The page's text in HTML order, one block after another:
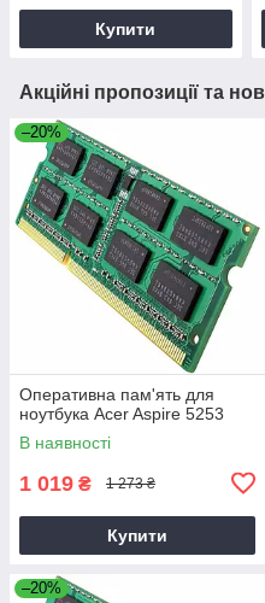
Купити
Акційні пропозиції та
–20%
Оперативна пам'ять для
ноутбука Acer Aspire 5253
В наявності
1 019 ₴ 1 273 ₴
Купити
–20%